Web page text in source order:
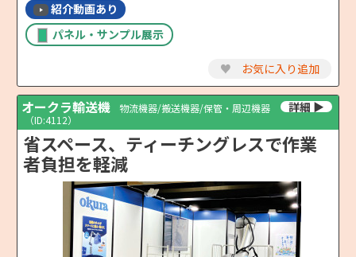
紹介動画あり
パネル・サンプル展示
♥ お気に入り追加
オークラ輸送機
物流機器/搬送機器/保管・周辺機器
（ID:4112）
省スペース、ティーチングレスで作業
者負担を軽減